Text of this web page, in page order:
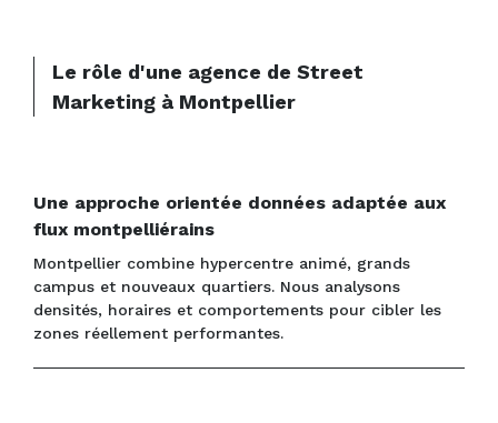
Le rôle d'une agence de Street
Marketing à Montpellier
Une approche orientée données adaptée aux
flux montpelliérains
Montpellier combine hypercentre animé, grands
campus et nouveaux quartiers. Nous analysons
densités, horaires et comportements pour cibler les
zones réellement performantes.